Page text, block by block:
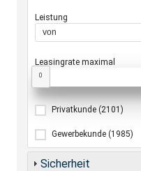
Leistung
Leasingrate maximal
0
Privatkunde (2101)
Gewerbekunde (1985)
Sicherheit